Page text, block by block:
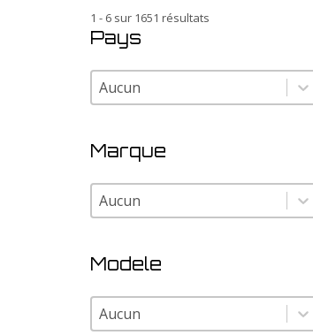
1 - 6 sur 1651 résultats
Pays
Pays
Pays
Marque
Marque
Marque
Modele
Modele
Modele